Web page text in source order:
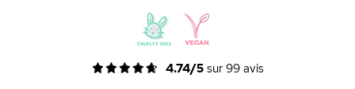
4.74/5sur 99avis